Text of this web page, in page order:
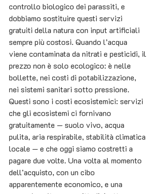
controllo biologico dei parassiti, e
dobbiamo sostituire questi servizi
gratuiti della natura con input artificiali
sempre più costosi. Quando l’acqua
viene contaminata da nitrati e pesticidi, il
prezzo non è solo ecologico: è nelle
bollette, nei costi di potabilizzazione,
nei sistemi sanitari sotto pressione.
Questi sono i costi ecosistemici: servizi
che gli ecosistemi ci fornivano
gratuitamente — suolo vivo, acqua
pulita, aria respirabile, stabilità climatica
locale — e che oggi siamo costretti a
pagare due volte. Una volta al momento
dell’acquisto, con un cibo
apparentemente economico, e una